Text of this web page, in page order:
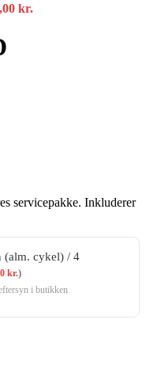
kr.
servicepakke. Inkluderer
(alm. cykel) / 4
kr.)
i butikken